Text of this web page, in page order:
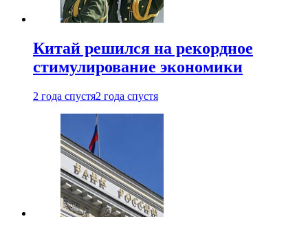
Китай решился на рекордное
стимулирование экономики
2 года спустя2 года спустя